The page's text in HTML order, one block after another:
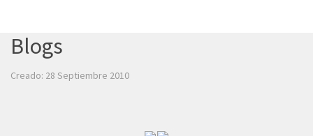
Blogs
Creado: 28 Septiembre 2010